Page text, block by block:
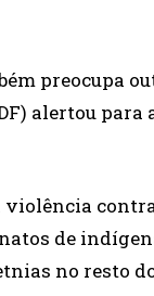
preocupa
alertou
de
no resto